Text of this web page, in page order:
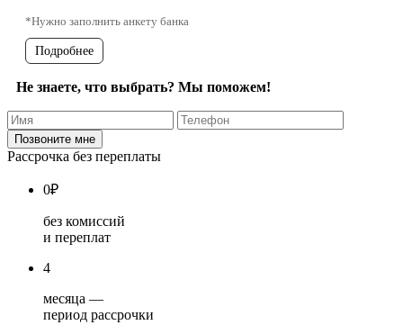
*Нужно заполнить анкету банка
Подробнее
Не знаете, что выбрать? Мы поможем!
Рассрочка без переплаты
0₽
без комиссий
и переплат
4
месяца —
период рассрочки